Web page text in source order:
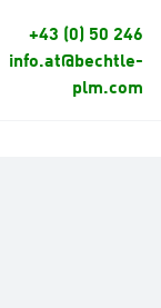
+43 (0) 50 246
info.at@bechtle-
plm.com